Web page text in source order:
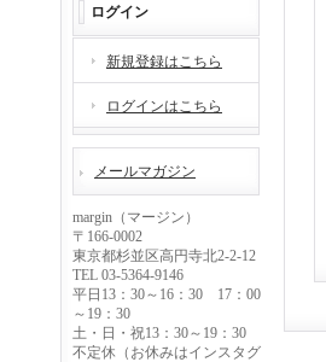
ログイン
新規登録はこちら
ログインはこちら
メールマガジン
margin（マージン）
〒166-0002
東京都杉並区高円寺北2-2-12
TEL 03-5364-9146
平日13：30～16：30 17：00
～19：30
土・日・祝13：30～19：30
不定休（お休みはインスタグ